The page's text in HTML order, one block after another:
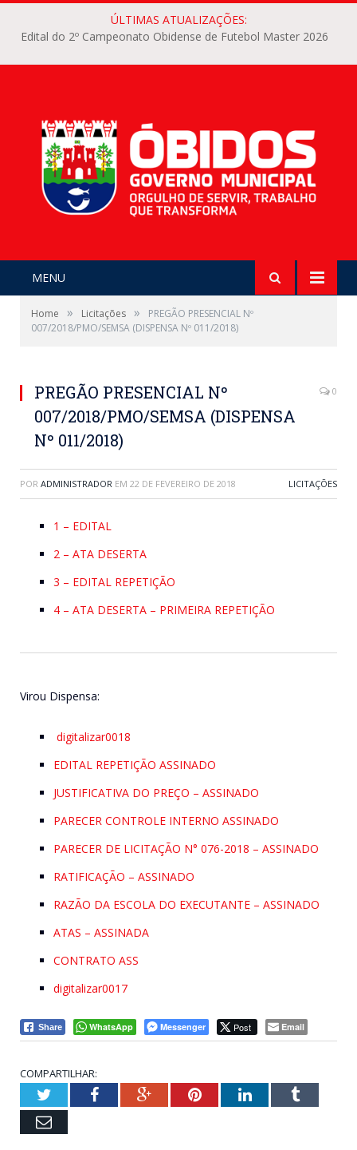
ÚLTIMAS ATUALIZAÇÕES:
Edital do 2º Campeonato Obidense de Futebol Master 2026
MENU
Home » Licitações »
PREGÃO PRESENCIAL Nº
007/2018/PMO/SEMSA (DISPENSA Nº 011/2018)
PREGÃO PRESENCIAL Nº
007/2018/PMO/SEMSA (DISPENSA
Nº 011/2018)
0
POR ADMINISTRADOR EM 22 DE FEVEREIRO DE 2018 LICITAÇÕES
1 – EDITAL
2 – ATA DESERTA
3 – EDITAL REPETIÇÃO
4 – ATA DESERTA – PRIMEIRA REPETIÇÃO
Virou Dispensa:
digitalizar0018
EDITAL REPETIÇÃO ASSINADO
JUSTIFICATIVA DO PREÇO – ASSINADO
PARECER CONTROLE INTERNO ASSINADO
PARECER DE LICITAÇÃO N° 076-2018 – ASSINADO
RATIFICAÇÃO – ASSINADO
RAZÃO DA ESCOLA DO EXECUTANTE – ASSINADO
ATAS – ASSINADA
CONTRATO ASS
digitalizar0017
Share WhatsApp Messenger Post Email
COMPARTILHAR:
TwitterFacebookGoogle+PinterestLinkedInTumblr
Email